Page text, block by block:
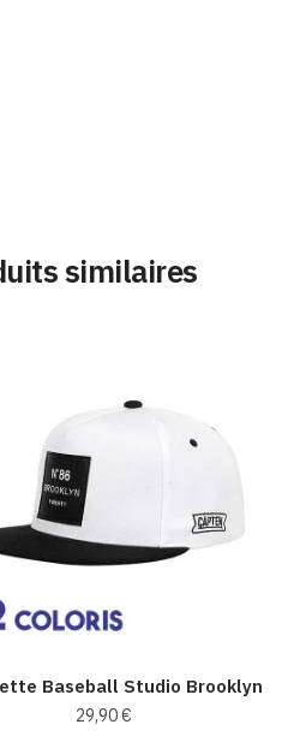
similaires
Baseball Studio Brooklyn
29,90€